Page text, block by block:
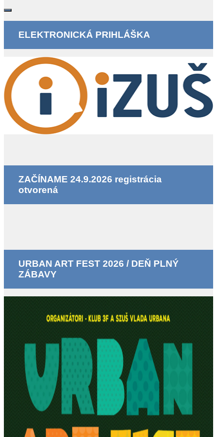
ELEKTRONICKÁ PRIHLÁŠKA
ZAČÍNAME 24.9.2026 registrácia
otvorená
URBAN ART FEST 2026 / DEŇ PLNÝ
ZÁBAVY